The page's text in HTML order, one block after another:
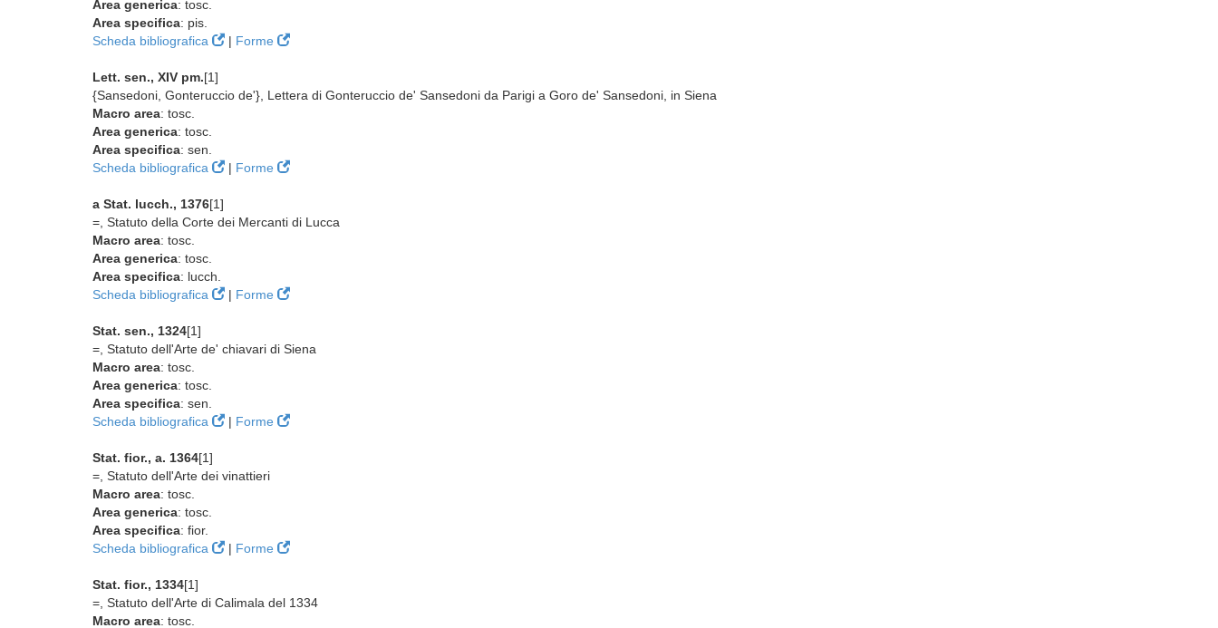
Area generica: tosc.
Area specifica: pis.
Scheda bibliografica
| Forme
Lett. sen., XIV pm.[1]
{Sansedoni, Gonteruccio de'}, Lettera di Gonteruccio de' Sansedoni da Parigi a Goro de' Sansedoni, in Siena
Macro area: tosc.
Area generica: tosc.
Area specifica: sen.
Scheda bibliografica
| Forme
a Stat. lucch., 1376[1]
=, Statuto della Corte dei Mercanti di Lucca
Macro area: tosc.
Area generica: tosc.
Area specifica: lucch.
Scheda bibliografica
| Forme
Stat. sen., 1324[1]
=, Statuto dell'Arte de' chiavari di Siena
Macro area: tosc.
Area generica: tosc.
Area specifica: sen.
Scheda bibliografica
| Forme
Stat. fior., a. 1364[1]
=, Statuto dell'Arte dei vinattieri
Macro area: tosc.
Area generica: tosc.
Area specifica: fior.
Scheda bibliografica
| Forme
Stat. fior., 1334[1]
=, Statuto dell'Arte di Calimala del 1334
Macro area: tosc.